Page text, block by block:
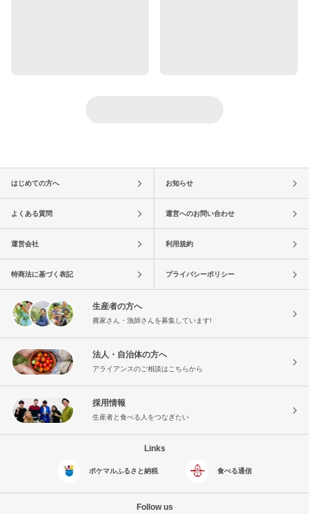
はじめての方へ お知らせ
よくある質問 運営へのお問い合わせ
運営会社 利用規約
特商法に基づく表記 プライバシーポリシー
生産者の方へ
農家さん・漁師さんを募集しています!
法人・自治体の方へ
アライアンスのご相談はこちらから
採用情報
生産者と食べる人をつなぎたい
Links
ポケマルふるさと納税 食べる通信
Follow us